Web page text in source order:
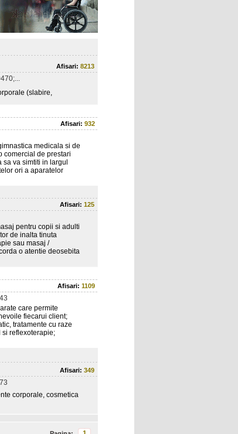
Afisari: 8213
(slabire,
Afisari: 932
medicala si de
comercial de prestari
va simtiti in largul
ori a aparatelor
Afisari: 125
pentru copii si adulti
de inalta tinuta
sau masaj /
o atentie deosebita
Afisari: 1109
care permite
fiecarui client;
tratamente cu raze
si reflexoterapie;
Afisari: 349
corporale, cosmetica